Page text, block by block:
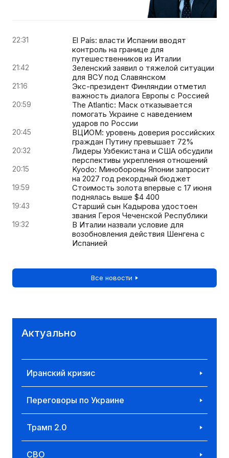
22:31
El País: власти Испании вводят
контроль на границе для
путешественников из Италии
21:42
Зеленский заявил о тяжелой ситуации
для ВСУ под Славянском
21:16
Экс-президент Финляндии отметил
важность диалога Европы с Россией
20:59
The Atlantic: Маск отказывается
помогать Украине с наведением
ударов по России
20:45
ВЦИОМ: уровень доверия российских
граждан Путину превышает 72%
20:32
Лидеры Узбекистана и США обсудили
перспективы укрепления отношений
20:15
Kyodo: Минобороны Японии запросит
на 2027 год рекордный бюджет
19:59
Стоимость золота впервые с 17 июня
поднялась выше $4 400
19:43
Старший сын Кадырова удостоен
звания Героя Чеченской Республики
19:32
В Италии назвали условие для
возобновления действия Шенгена с
Испанией
Все новости
Актуально
Иранский кризис
Переговоры по Украине
Трамп 2.0
СВО